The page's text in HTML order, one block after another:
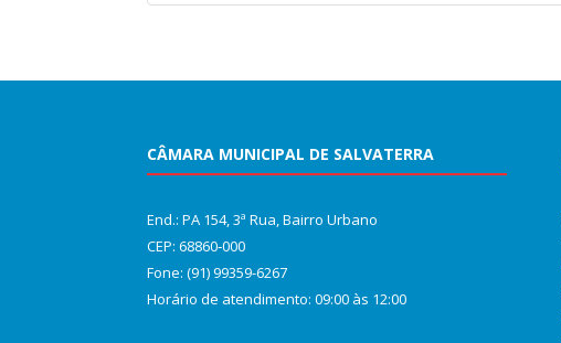
CÂMARA MUNICIPAL DE SALVATERRA
End.: PA 154, 3ª Rua, Bairro Urbano
CEP: 68860‑000
Fone: (91) 99359-6267
Horário de atendimento: 09:00 às 12:00